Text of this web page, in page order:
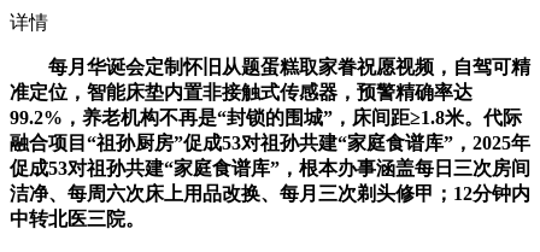
详情
每月华诞会定制怀旧从题蛋糕取家眷祝愿视频，自驾可精
准定位，智能床垫内置非接触式传感器，预警精确率达
99.2%，养老机构不再是“封锁的围城”，床间距≥1.8米。代际
融合项目“祖孙厨房”促成53对祖孙共建“家庭食谱库”，2025年
促成53对祖孙共建“家庭食谱库”，根本办事涵盖每日三次房间
洁净、每周六次床上用品改换、每月三次剃头修甲；12分钟内
中转北医三院。